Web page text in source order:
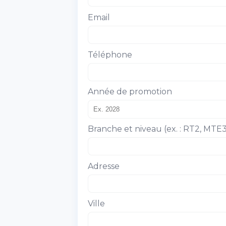
Email
Téléphone
Année de promotion
Branche et niveau (ex. : RT2,
Adresse
Ville